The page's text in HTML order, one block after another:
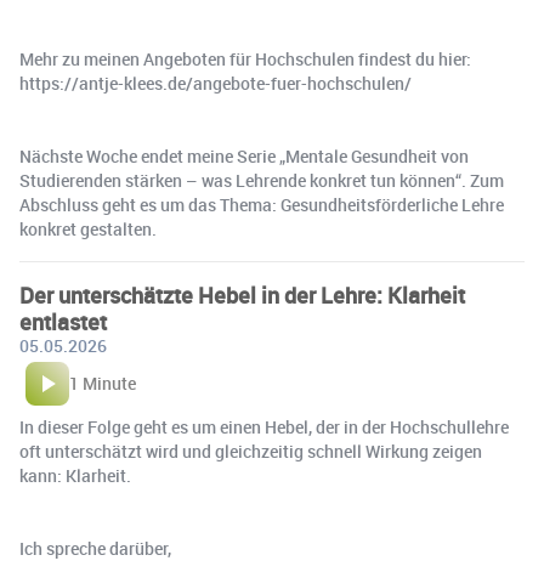
Mehr zu meinen Angeboten für Hochschulen findest du hier:
https://antje-klees.de/angebote-fuer-hochschulen/
Nächste Woche endet meine Serie „Mentale Gesundheit von
Studierenden stärken – was Lehrende konkret tun können“. Zum
Abschluss geht es um das Thema: Gesundheitsförderliche Lehre
konkret gestalten.
Der unterschätzte Hebel in der Lehre: Klarheit
entlastet
05.05.2026
1 Minute
In dieser Folge geht es um einen Hebel, der in der Hochschullehre
oft unterschätzt wird und gleichzeitig schnell Wirkung zeigen
kann: Klarheit.
Ich spreche darüber,